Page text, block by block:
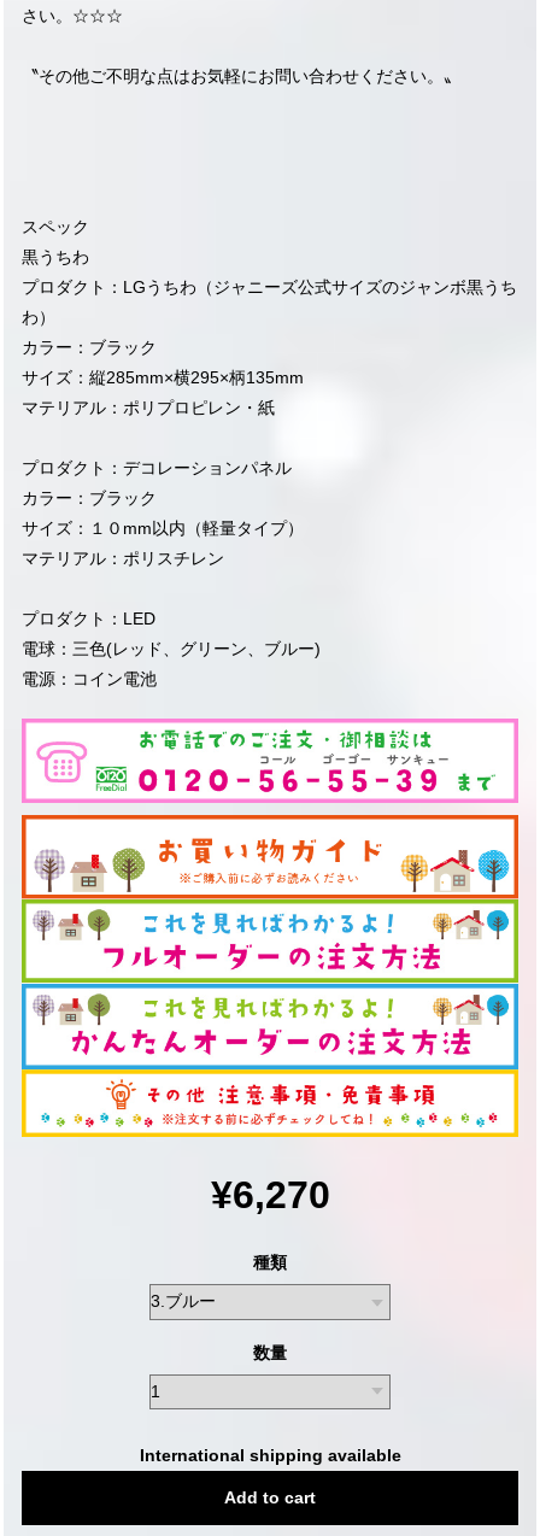
さい。☆☆☆
〝その他ご不明な点はお気軽にお問い合わせください。〟
スペック
黒うちわ
プロダクト：LGうちわ（ジャニーズ公式サイズのジャンボ黒うち
わ）
カラー：ブラック
サイズ：縦285mm×横295×柄135mm
マテリアル：ポリプロピレン・紙
プロダクト：デコレーションパネル
カラー：ブラック
サイズ：１０mm以内（軽量タイプ）
マテリアル：ポリスチレン
プロダクト：LED
電球：三色(レッド、グリーン、ブルー)
電源：コイン電池
¥6,270
種類
数量
International shipping available
Add to cart